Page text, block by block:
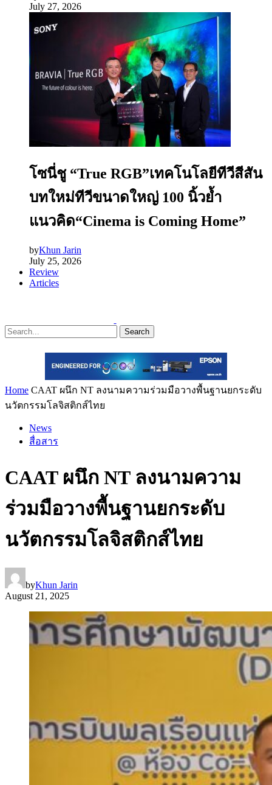
July 27, 2026
โซนี่ชู “True RGB”เทคโนโลยีทีวีสีสัน
บทใหม่ทีวีขนาดใหญ่ 100 นิ้วย้ำ
แนวคิด“Cinema is Coming Home”
byKhun Jarin
July 25, 2026
Review
Articles
Search
Home CAAT ผนึก NT ลงนามความร่วมมือวางพื้นฐานยกระดับ
นวัตกรรมโลจิสติกส์ไทย
News
สื่อสาร
CAAT ผนึก NT ลงนามความ
ร่วมมือวางพื้นฐานยกระดับ
นวัตกรรมโลจิสติกส์ไทย
byKhun Jarin
August 21, 2025